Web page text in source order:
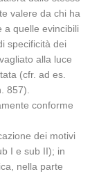
valere da chi ha
a quelle evincibili
specificità dei
alla luce
(cfr. ad es.
857).
conforme
dei motivi
I e sub II); in
nella parte